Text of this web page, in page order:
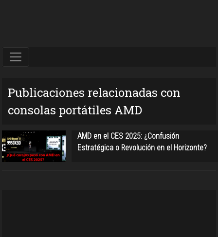
Publicaciones relacionadas con
consolas portátiles AMD
AMD en el CES 2025: ¿Confusión
Estratégica o Revolución en el Horizonte?